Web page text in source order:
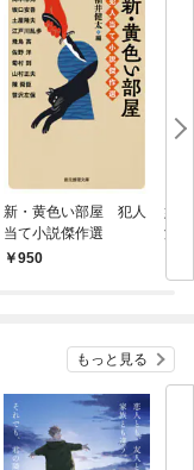
新・黄色い部屋 犯人
当て小説傑作選
950
妖
津
もっと見る